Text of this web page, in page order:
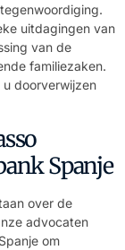
uitdagingen van
van de
familiezaken.
doorverwijzen
Spanje
over de
advocaten
om